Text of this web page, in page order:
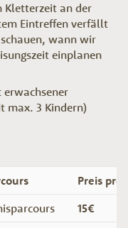
Kletterzeit an der
Eintreffen verfällt
wann wir
einplanen
erwachsener
max. 3 Kindern)
Preis pro
15€